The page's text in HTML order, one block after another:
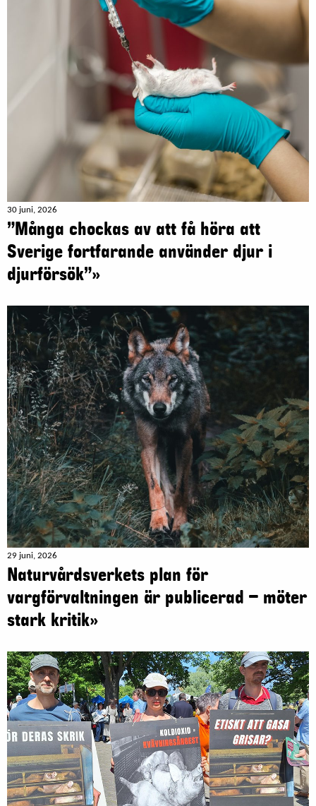
30 juni, 2026
”Många chockas av att få höra att
Sverige fortfarande använder djur i
djurförsök”»
29 juni, 2026
Naturvårdsverkets plan för
vargförvaltningen är publicerad – möter
stark kritik»